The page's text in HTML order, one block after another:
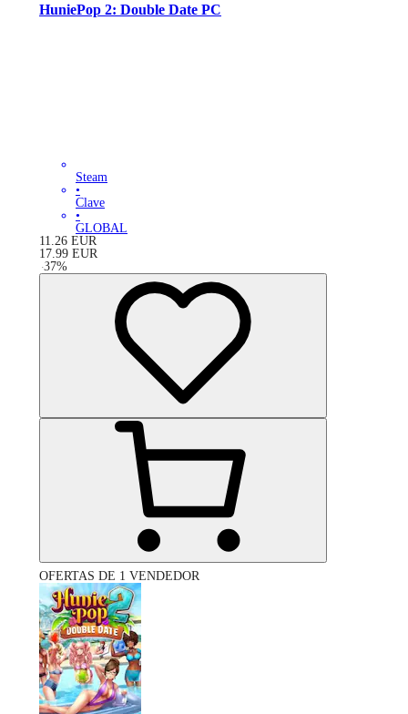
HuniePop 2: Double Date PC
Steam
•
Clave
•
GLOBAL
11.26 EUR
17.99 EUR
-37%
OFERTAS DE 1 VENDEDOR